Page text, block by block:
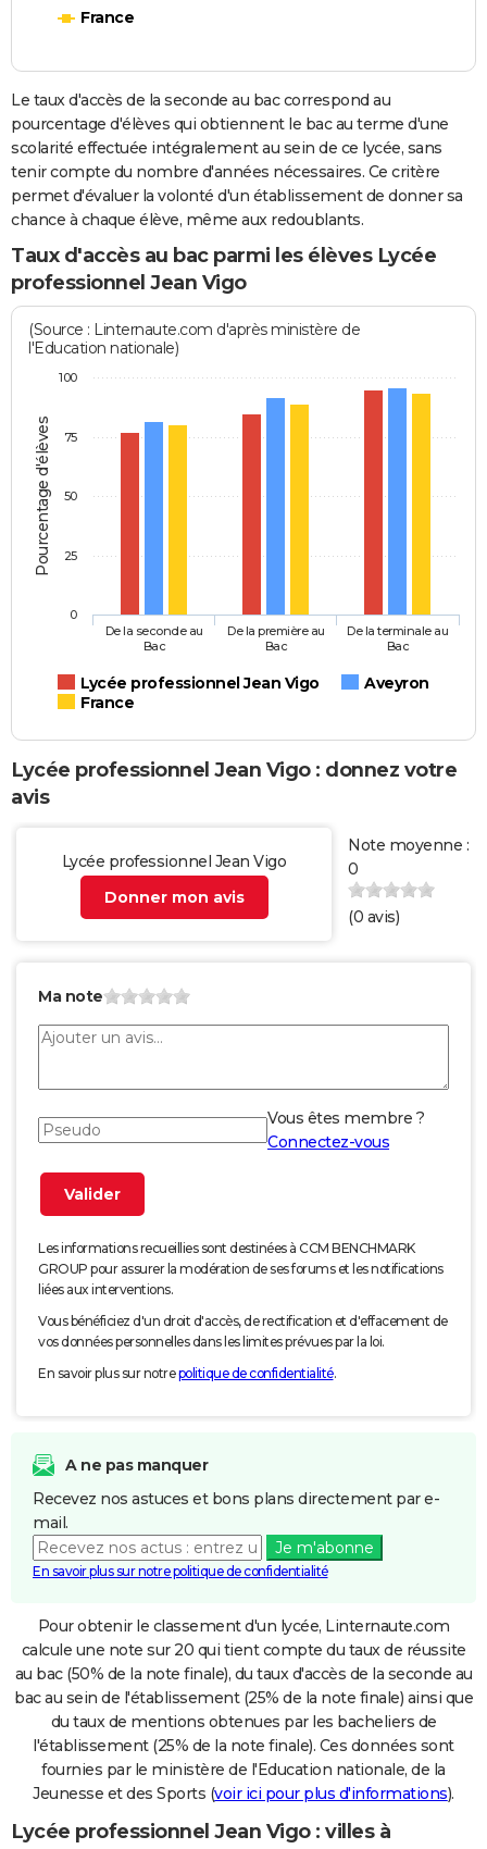
France
Le taux d'accès de la seconde au bac correspond au
pourcentage d'élèves qui obtiennent le bac au terme d'une
scolarité effectuée intégralement au sein de ce lycée, sans
tenir compte du nombre d'années nécessaires. Ce critère
permet d'évaluer la volonté d'un établissement de donner sa
chance à chaque élève, même aux redoublants.
Taux d'accès au bac parmi les élèves Lycée
professionnel Jean Vigo
Pourcentage d'élèves
(Source : Linternaute.com d'après ministère de
l'Education nationale)
Lycée professionnel Jean Vigo
Aveyron
France
De la seconde au
Bac
De la première au
Bac
De la terminale au
Bac
0
25
50
75
100
Lycée professionnel Jean Vigo : donnez votre
avis
Lycée professionnel Jean Vigo
Donner mon avis
Note moyenne :
0
(0 avis)
Ma note
Vous êtes membre ?
Connectez-vous
Les informations recueillies sont destinées à CCM BENCHMARK
GROUP pour assurer la modération de ses forums et les notifications
liées aux interventions.
Vous bénéficiez d'un droit d'accès, de rectification et d'effacement de
vos données personnelles dans les limites prévues par la loi.
En savoir plus sur notrepolitique de confidentialité.
A ne pas manquer
Recevez nos astuces et bons plans directement par e-
mail.
Je m'abonne
En savoir plus sur notre politique de confidentialité
Pour obtenir le classement d'un lycée, Linternaute.com
calcule une note sur 20 qui tient compte du taux de réussite
au bac (50% de la note finale), du taux d'accès de la seconde au
bac au sein de l'établissement (25% de la note finale) ainsi que
du taux de mentions obtenues par les bacheliers de
l'établissement (25% de la note finale). Ces données sont
fournies par le ministère de l'Education nationale, de la
Jeunesse et des Sports (voir ici pour plus d'informations).
Lycée professionnel Jean Vigo : villes à